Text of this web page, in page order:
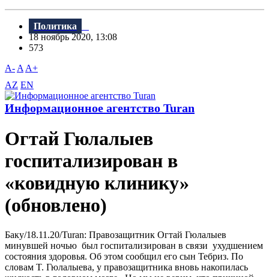
Политика
18 ноябрь 2020, 13:08
573
A- A A+
AZ EN
Информационное агентство Turan
Огтай Гюлалыев
госпитализирован в
«ковидную клинику»
(обновлено)
Баку/18.11.20/Turan: Правозащитник Огтай Гюлалыев
минувшей ночью был госпитализирован в связи ухудшением
состояния здоровья. Об этом сообщил его сын Тебриз. По
словам T. Гюлалыева, у правозащитника вновь накопилась